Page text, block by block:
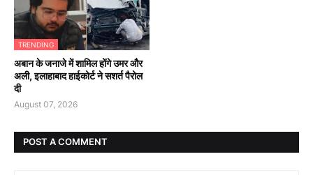
TRENDING
अबान के जनाजे में शामिल होंगे उमर और
अली, इलाहाबाद हाईकोर्ट ने सशर्त पैरोल
दी
August 07, 2026
POST A COMMENT